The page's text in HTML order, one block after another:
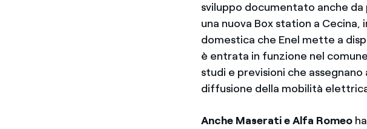
sviluppo documentato anche
una nuova Box station a
domestica che Enel mette a
è entrata in funzione nel
studi e previsioni che
diffusione della mobilità
Anche Maserati e Alfa Romeo